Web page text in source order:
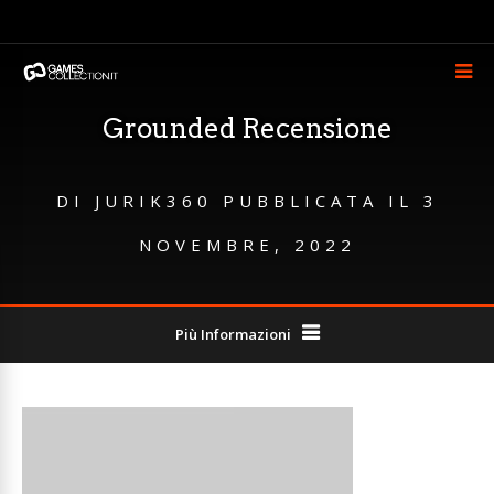
Grounded Recensione
DI JURIK360 PUBBLICATA IL 3
NOVEMBRE, 2022
Più Informazioni